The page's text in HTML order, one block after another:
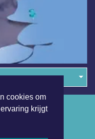
cookies om
krijgt